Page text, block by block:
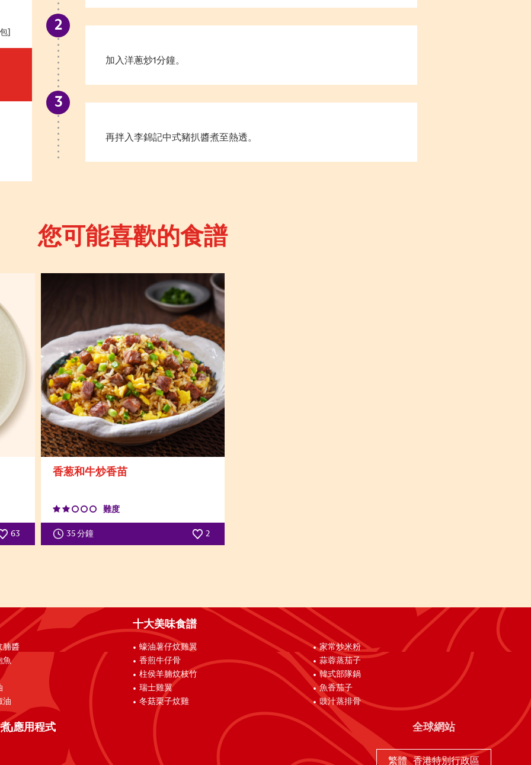
]
加入洋蔥炒1分鐘。
再拌入李錦記中式豬扒醬煮至熱透。
您可能喜歡的食譜
63
香葱和牛炒香苗
難度
35 分鐘 2
腩醬
魚
油
十大美味食譜
蠔油薯仔炆雞翼
香煎牛仔骨
柱侯羊腩炆枝竹
瑞士雞翼
冬菇栗子炆雞
家常炒米粉
蒜蓉蒸茄子
韓式部隊鍋
魚香茄子
豉汁蒸排骨
」應用程式 全球網站
繁體 香港特別行政區